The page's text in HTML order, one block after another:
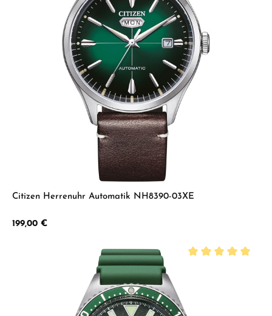
Citizen Herrenuhr Automatik NH8390-03XE
Regulärer Preis:
199,00 €